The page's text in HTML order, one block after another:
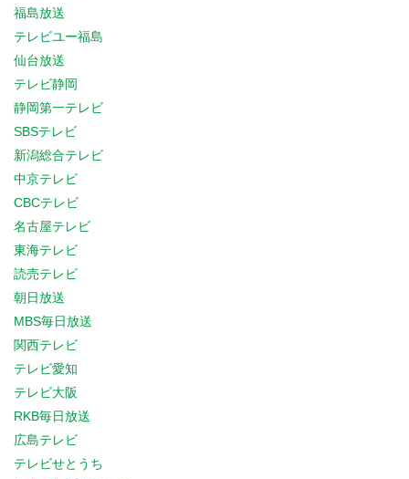
福島放送
テレビユー福島
仙台放送
テレビ静岡
静岡第一テレビ
SBSテレビ
新潟総合テレビ
中京テレビ
CBCテレビ
名古屋テレビ
東海テレビ
読売テレビ
朝日放送
MBS毎日放送
関西テレビ
テレビ愛知
テレビ大阪
RKB毎日放送
広島テレビ
テレビせとうち